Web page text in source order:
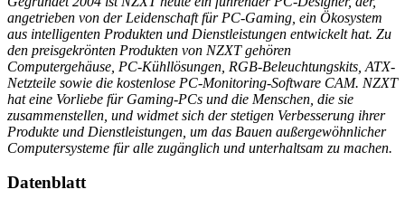
angetrieben von der Leidenschaft für PC-Gaming, ein Ökosystem
aus intelligenten Produkten und Dienstleistungen entwickelt hat. Zu
den preisgekrönten Produkten von NZXT gehören
Computergehäuse, PC-Kühllösungen, RGB-Beleuchtungskits, ATX-
Netzteile sowie die kostenlose PC-Monitoring-Software CAM. NZXT
hat eine Vorliebe für Gaming-PCs und die Menschen, die sie
zusammenstellen, und widmet sich der stetigen Verbesserung ihrer
Produkte und Dienstleistungen, um das Bauen außergewöhnlicher
Computersysteme für alle zugänglich und unterhaltsam zu machen.
Datenblatt